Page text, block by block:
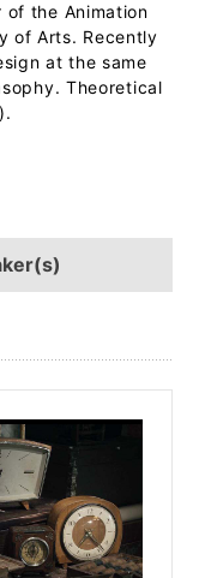
the Animation
of Arts. Recently
at the same
Theoretical